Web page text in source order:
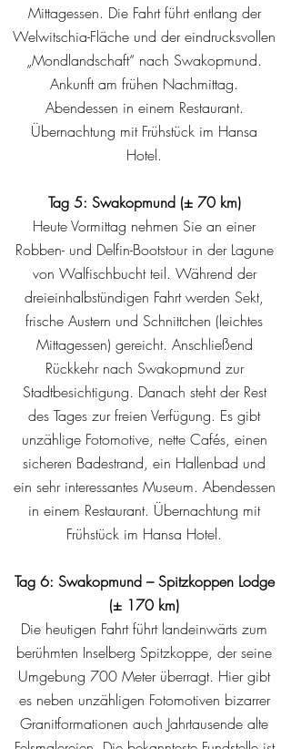
Mittagessen. Die Fahrt führt entlang der
Welwitschia-Fläche und der eindrucksvollen
„Mondlandschaft“ nach Swakopmund.
Ankunft am frühen Nachmittag.
Abendessen in einem Restaurant.
Übernachtung mit Frühstück im Hansa
Hotel.
Tag 5: Swakopmund (± 70 km)
Heute Vormittag nehmen Sie an einer
Robben- und Delfin-Bootstour in der Lagune
von Walfischbucht teil. Während der
dreieinhalbstündigen Fahrt werden Sekt,
frische Austern und Schnittchen (leichtes
Mittagessen) gereicht. Anschließend
Rückkehr nach Swakopmund zur
Stadtbesichtigung. Danach steht der Rest
des Tages zur freien Verfügung. Es gibt
unzählige Fotomotive, nette Cafés, einen
sicheren Badestrand, ein Hallenbad und
ein sehr interessantes Museum. Abendessen
in einem Restaurant. Übernachtung mit
Frühstück im Hansa Hotel.
Tag 6: Swakopmund – Spitzkoppen Lodge
(± 170 km)
Die heutigen Fahrt führt landeinwärts zum
berühmten Inselberg Spitzkoppe, der seine
Umgebung 700 Meter überragt. Hier gibt
es neben unzähligen Fotomotiven bizarrer
Granitformationen auch Jahrtausende alte